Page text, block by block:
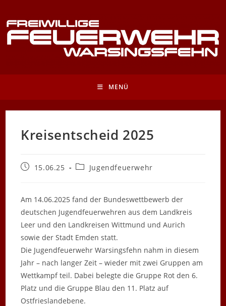
Inhalt
springen
MENÜ
Kreisentscheid 2025
Beitrag15.06.25
Beitrags-
Jugendfeuerwehr
Am 14.06.2025 fand der Bundeswettbewerb der
deutschen Jugendfeuerwehren aus dem Landkreis
Leer und den Landkreisen Wittmund und Aurich
sowie der Stadt Emden statt.
Die Jugendfeuerwehr Warsingsfehn nahm in diesem
Jahr – nach langer Zeit – wieder mit zwei Gruppen am
Wettkampf teil. Dabei belegte die Gruppe Rot den 6.
Platz und die Gruppe Blau den 11. Platz auf
Ostfrieslandebene.